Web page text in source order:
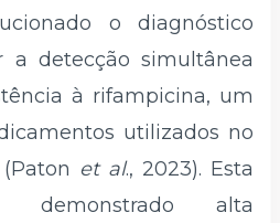
o diagnóstico
detecção simultânea
à rifampicina, um
utilizados no
et al., 2023). Esta
demonstrado alta